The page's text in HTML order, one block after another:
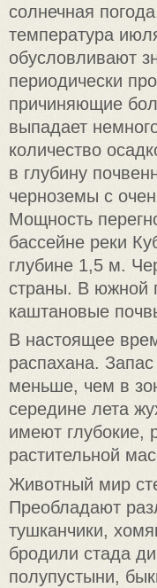
солнечная
температура
обусловливают
периодически
причиняющие
выпадает
количество
в глубину
черноземы с
Мощность
бассейне реки
глубине 1,5 м.
страны. В южной
каштановые
В настоящее
распахана.
меньше, чем в
середине лета
имеют глубокие,
растительной
Животный мир
Преобладают
тушканчики,
бродили стада
полупустыни,